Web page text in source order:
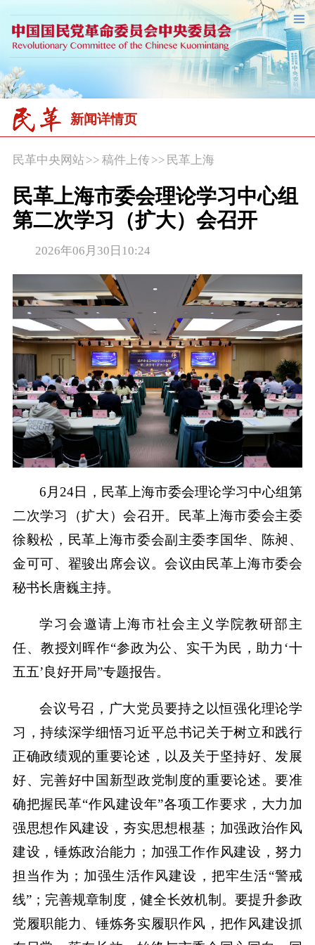
新闻详情页
民革中央网站>> 稿件上传 >> 民革上海
民革上海市委会理论学习中心组
第二次学习（扩大）会召开
2026年06月30日10:24
6月24日，民革上海市委会理论学习中心组第
二次学习（扩大）会召开。民革上海市委会主委
徐毅松，民革上海市委会副主委李国华、陈昶、
金可可、翟骏出席会议。会议由民革上海市委会
秘书长唐巍主持。
学习会邀请上海市社会主义学院教研部主
任、教授刘晖作“参政为公、实干为民，助力‘十
五五’良好开局”专题报告。
会议号召，广大党员要持之以恒强化理论学
习，持续深学细悟习近平总书记关于树立和践行
正确政绩观的重要论述，以及关于坚持好、发展
好、完善好中国新型政党制度的重要论述。要准
确把握民革“作风建设年”各项工作要求，大力加
强思想作风建设，夯实思想根基；加强政治作风
建设，锤炼政治能力；加强工作作风建设，努力
担当作为；加强生活作风建设，把牢生活“警戒
线”；完善规章制度，健全长效机制。要提升参政
党履职能力、锤炼务实履职作风，把作风建设抓